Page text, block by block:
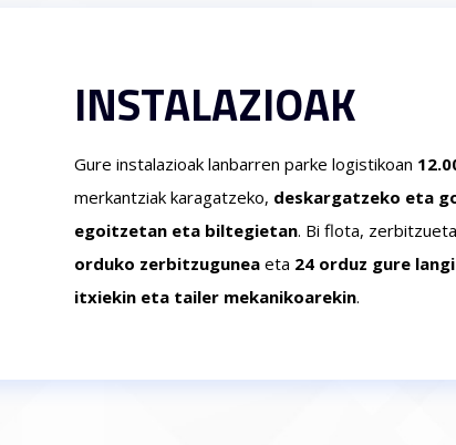
INSTALAZIOAK
Gure instalazioak lanbarren parke logistikoan
merkantziak karagatzeko, deskargatzeko eta
egoitzetan eta biltegietan. Bi flota,
orduko zerbitzugunea eta 24 orduz gure
itxiekin eta tailer mekanikoarekin.